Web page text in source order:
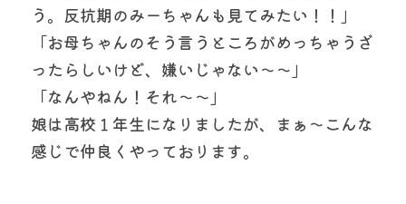
う。反抗期のみーちゃんも見てみたい！！」
「お母ちゃんのそう言うところがめっちゃうざ
ったらしいけど、嫌いじゃない〜〜」
「なんやねん！それ〜〜」
娘は高校１年生になりましたが、まぁ〜こんな
感じで仲良くやっております。